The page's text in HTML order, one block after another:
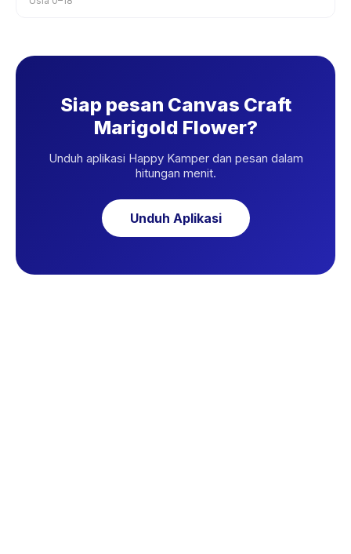
Siap pesan Canvas Craft
Marigold Flower?
Unduh aplikasi Happy Kamper dan pesan dalam
hitungan menit.
Unduh Aplikasi